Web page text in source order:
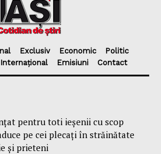
Exclusiv Economic
Politic
Internațional Emisiuni Contact
pentru toti ieşenii cu scop
pe cei plecaţi în străinătate
și prieteni